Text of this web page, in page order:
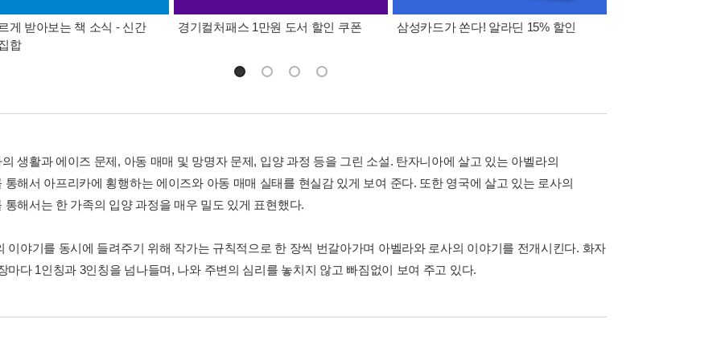
게 받아보는 책 소식 - 신간
합
경기컬처패스 1만원 도서 할인 쿠폰 삼성카드가 쏜다! 알라딘 15% 할인
생활과 에이즈 문제, 아동 매매 및 망명자 문제, 입양 과정 등을 그린 소설. 탄자니아에 살고 있는 아벨라의
통해서 아프리카에 횡행하는 에이즈와 아동 매매 실태를 현실감 있게 보여 준다. 또한 영국에 살고 있는 로사의
통해서는 한 가족의 입양 과정을 매우 밀도 있게 표현했다.
이야기를 동시에 들려주기 위해 작가는 규칙적으로 한 장씩 번갈아가며 아벨라와 로사의 이야기를 전개시킨다. 화자
마다 1인칭과 3인칭을 넘나들며, 나와 주변의 심리를 놓치지 않고 빠짐없이 보여 주고 있다.